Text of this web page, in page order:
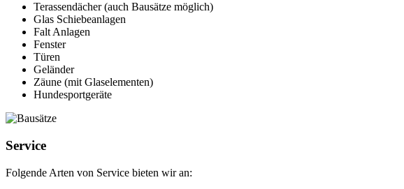
Terassendächer (auch Bausätze möglich)
Glas Schiebeanlagen
Falt Anlagen
Fenster
Türen
Geländer
Zäune (mit Glaselementen)
Hundesportgeräte
Service
Folgende Arten von Service bieten wir an: